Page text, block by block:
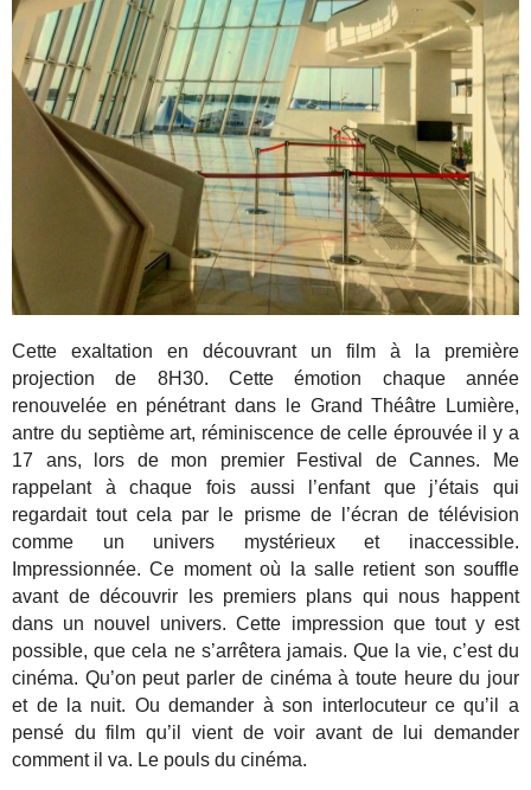
Cette exaltation en découvrant un film à la première
projection de 8H30. Cette émotion chaque année
renouvelée en pénétrant dans le Grand Théâtre Lumière,
antre du septième art, réminiscence de celle éprouvée il y a
17 ans, lors de mon premier Festival de Cannes. Me
rappelant à chaque fois aussi l’enfant que j’étais qui
regardait tout cela par le prisme de l’écran de télévision
comme un univers mystérieux et inaccessible.
Impressionnée. Ce moment où la salle retient son souffle
avant de découvrir les premiers plans qui nous happent
dans un nouvel univers. Cette impression que tout y est
possible, que cela ne s’arrêtera jamais. Que la vie, c’est du
cinéma. Qu’on peut parler de cinéma à toute heure du jour
et de la nuit. Ou demander à son interlocuteur ce qu’il a
pensé du film qu’il vient de voir avant de lui demander
comment il va. Le pouls du cinéma.